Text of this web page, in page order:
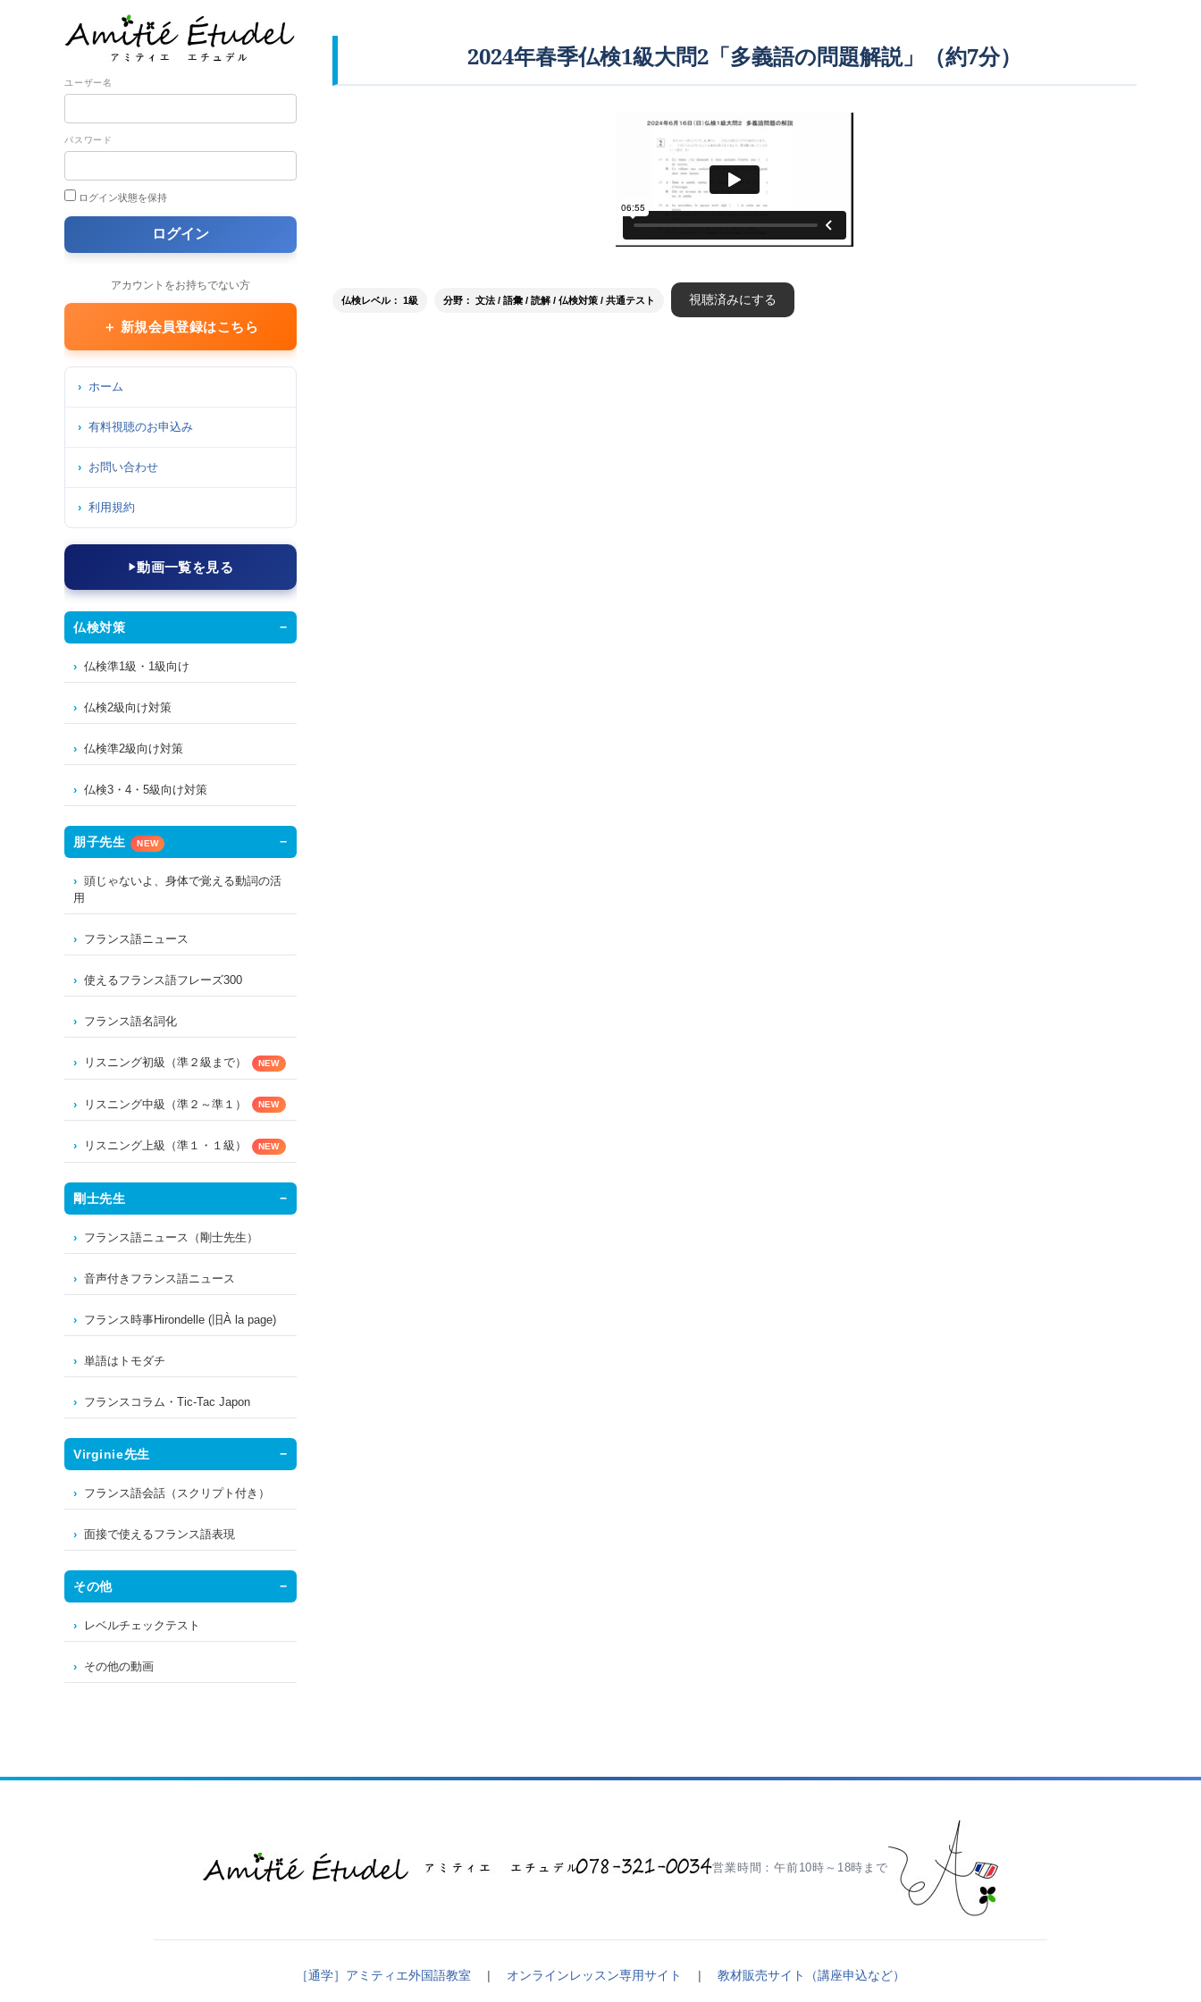
2024年春季仏検1級大問2「多義語の問題解説」（約7分）
仏検レベル： 1級 分野： 文法 / 語彙 / 読解 / 仏検対策 / 共通テスト 視聴済みにする
ユーザー名
パスワード
ログイン状態を保持
アカウントをお持ちでない方
＋ 新規会員登録はこちら
ホーム
有料視聴のお申込み
お問い合わせ
利用規約
動画一覧を見る
仏検対策
仏検準1級・1級向け
仏検2級向け対策
仏検準2級向け対策
仏検3・4・5級向け対策
朋子先生 NEW
頭じゃないよ、身体で覚える動詞の活
用
フランス語ニュース
使えるフランス語フレーズ300
フランス語名詞化
リスニング初級（準２級まで） NEW
リスニング中級（準２～準１） NEW
リスニング上級（準１・１級） NEW
剛士先生
フランス語ニュース（剛士先生）
音声付きフランス語ニュース
フランス時事Hirondelle (旧À la page)
単語はトモダチ
フランスコラム・Tic-Tac Japon
Virginie先生
フランス語会話（スクリプト付き）
面接で使えるフランス語表現
その他
レベルチェックテスト
その他の動画
営業時間：午前10時～18時まで
［通学］アミティエ外国語教室 | オンラインレッスン専用サイト | 教材販売サイト（講座申込など）